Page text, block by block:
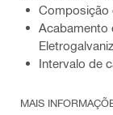
Composição
Acabamento
Intervalo de
MAIS